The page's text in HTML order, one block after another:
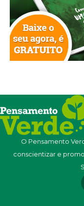
O Pensamento
conscientizar e